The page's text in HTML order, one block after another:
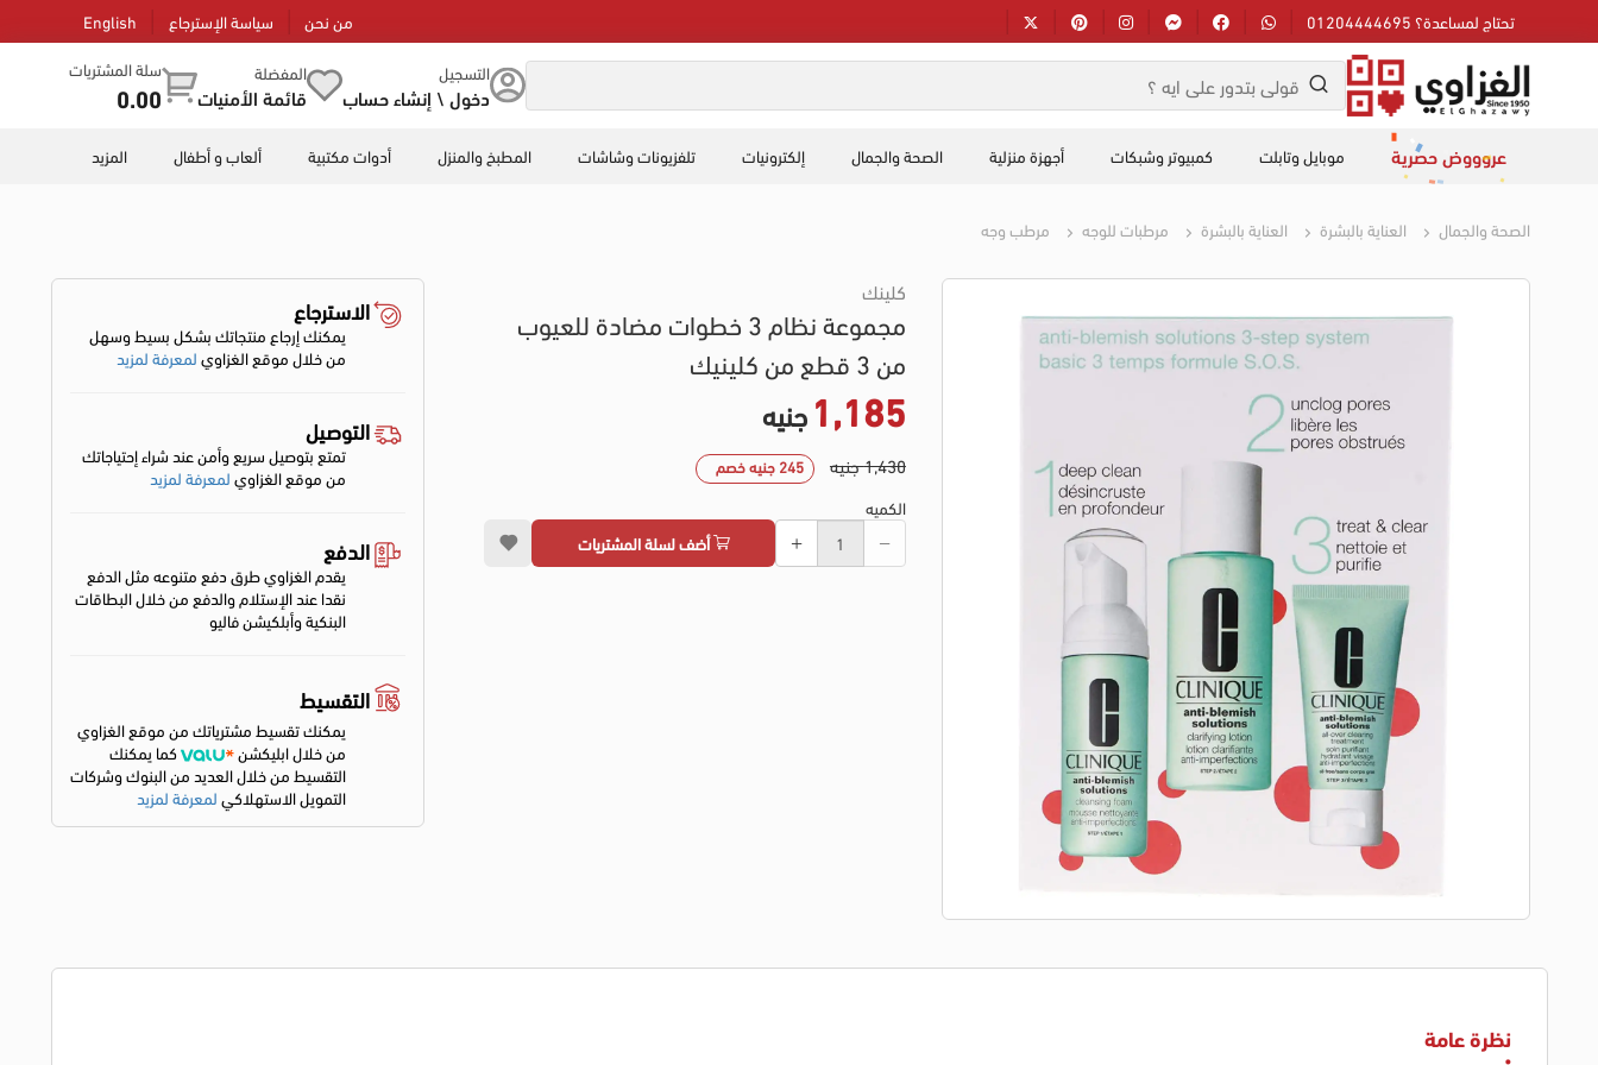
تحتاج لمساعدة؟ 01204444695 من نحن سياسة الإسترجاع English
التسجيل
دخول \ إنشاء حساب
المفضلة
قائمة الأمنيات
سلة المشتريات
0.00
عروووض حصرية موبايل وتابلت كمبيوتر وشبكات أجهزة منزلية الصحة والجمال إلكترونيات تلفزيونات وشاشات المطبخ والمنزل أدوات مكتبية ألعاب و أطفال المزيد
الصحة والجمال العناية بالبشرة العناية بالبشرة مرطبات للوجه مرطب وجه
كلينك
مجموعة نظام 3 خطوات مضادة للعيوب
من 3 قطع من كلينيك
1,185 جنيه
1,430 جنيه 245 جنيه خصم
الكميه
أضف لسلة المشتريات
الاسترجاع
يمكنك إرجاع منتجاتك بشكل بسيط وسهل
من خلال موقع الغزاويلمعرفة لمزيد
التوصيل
تمتع بتوصيل سريع وأمن عند شراء إحتياجاتك
من موقع الغزاويلمعرفة لمزيد
الدفع
يقدم الغزاوي طرق دفع متنوعه مثل الدفع
نقدا عند الإستلام والدفع من خلال البطاقات
البنكية وأبلكيشن فاليو
التقسيط
يمكنك تقسيط مشترياتك من موقع الغزاوي
من خلال ابليكشن
كما يمكنك
التقسيط من خلال العديد من البنوك وشركات
التمويل الاستهلاكيلمعرفة لمزيد
نظرة عامة